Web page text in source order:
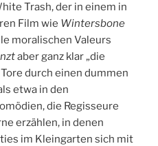
Trash, der in einem in
Film wie Wintersbone
moralischen Valeurs
aber ganz klar „die
durch einen dummen
etwa in den
die Regisseure
erzählen, in denen
im Kleingarten sich mit